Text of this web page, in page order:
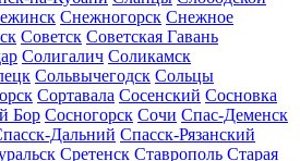
Снежногорск Снежное
Советск Советская Гавань
Солигалич Соликамск
Сольвычегодск Сольцы
Сортавала Сосенский Сосновка
Бор Сосногорск Сочи Спас-Деменск
Дальний Спасск-Рязанский
Сретенск Ставрополь Старая